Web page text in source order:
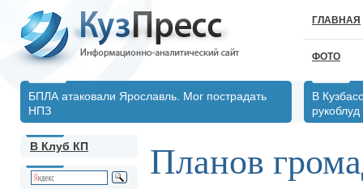
ГЛАВНАЯ
ФОТО
БПЛА атаковали Ярославль. Мог пострадать
НПЗ
В
рукоблуд
В Клуб КП Планов